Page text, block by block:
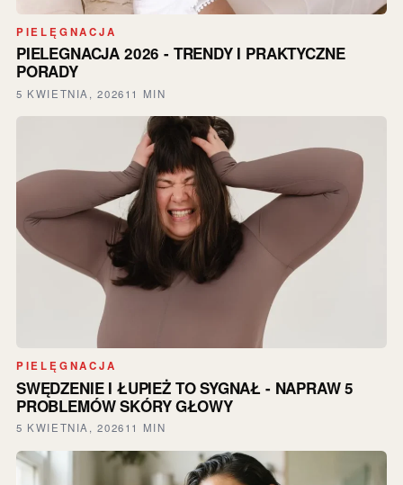
PIELĘGNACJA
PIELEGNACJA 2026 - TRENDY I PRAKTYCZNE
PORADY
5 KWIETNIA, 202611 MIN
PIELĘGNACJA
SWĘDZENIE I ŁUPIEŻ TO SYGNAŁ - NAPRAW 5
PROBLEMÓW SKÓRY GŁOWY
5 KWIETNIA, 202611 MIN